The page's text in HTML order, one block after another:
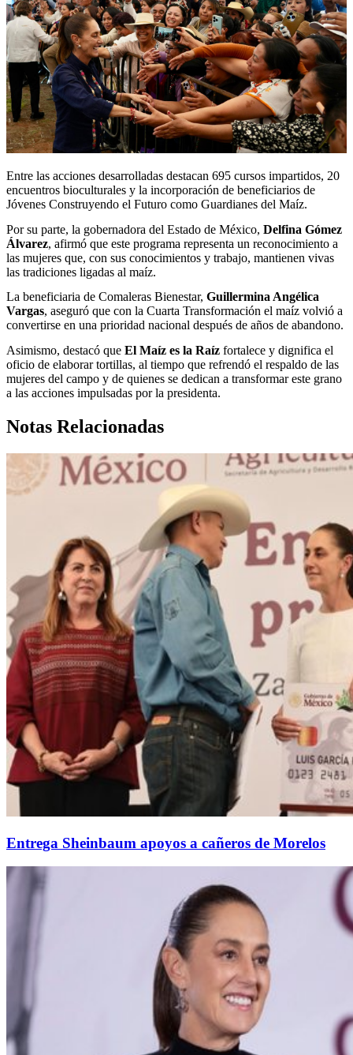
Entre las acciones desarrolladas destacan 695 cursos impartidos, 20
encuentros bioculturales y la incorporación de beneficiarios de
Jóvenes Construyendo el Futuro como Guardianes del Maíz.
Por su parte, la gobernadora del Estado de México, Delfina Gómez
Álvarez, afirmó que este programa representa un reconocimiento a
las mujeres que, con sus conocimientos y trabajo, mantienen vivas
las tradiciones ligadas al maíz.
La beneficiaria de Comaleras Bienestar, Guillermina Angélica
Vargas, aseguró que con la Cuarta Transformación el maíz volvió a
convertirse en una prioridad nacional después de años de abandono.
Asimismo, destacó que El Maíz es la Raíz fortalece y dignifica el
oficio de elaborar tortillas, al tiempo que refrendó el respaldo de las
mujeres del campo y de quienes se dedican a transformar este grano
a las acciones impulsadas por la presidenta.
Notas Relacionadas
Entrega Sheinbaum apoyos a cañeros de Morelos